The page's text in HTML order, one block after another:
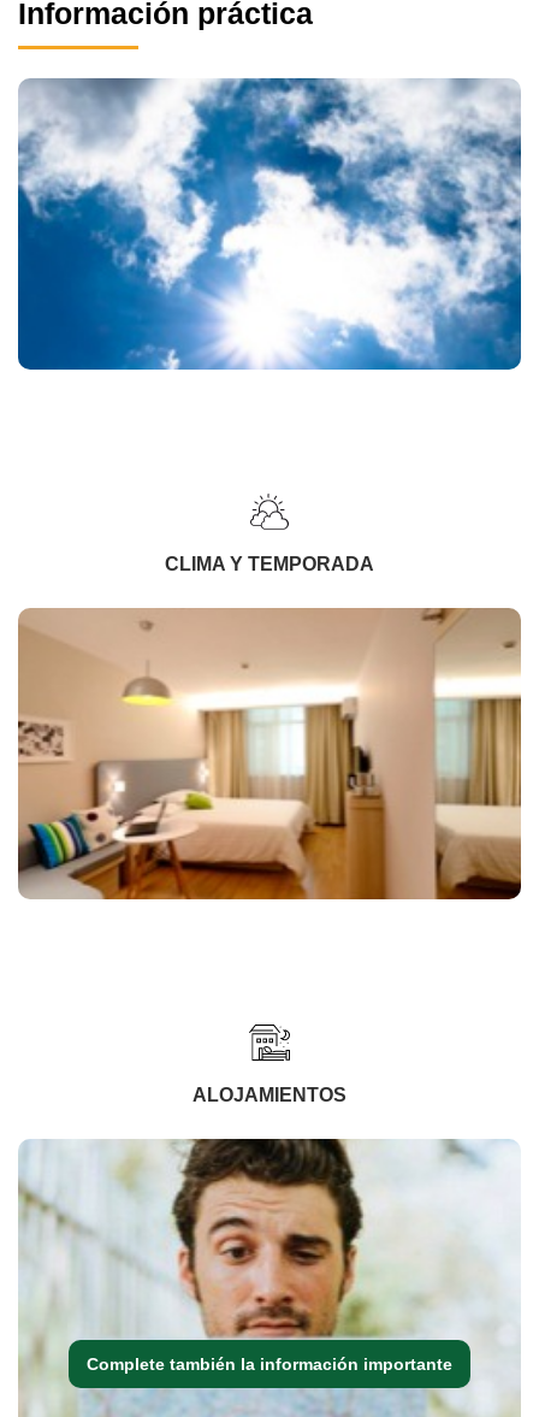
Información práctica
CLIMA Y TEMPORADA
ALOJAMIENTOS
Complete también la información importante